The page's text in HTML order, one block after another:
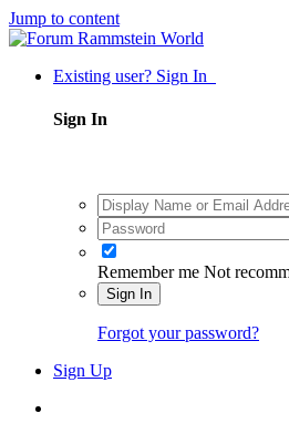
Jump to content
Existing user? Sign In
Sign In
Remember me Not
Sign In
Forgot your password?
Sign Up